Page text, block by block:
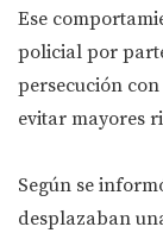
Ese
policial por
persecución
evitar mayores
Según se
desplazaban